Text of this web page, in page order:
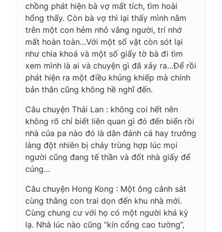
chồng phát hiện bà vợ mất tích, tìm hoài
hổng thấy. Còn bà vợ thì lại thấy mình nằm
trên một con hẻm nhỏ vắng người, trí nhớ
mất hoàn toàn…Với một số vật còn sót lại
như chia khoá và một số giấy tờ bà đi tìm
xem mình là ai và chuyện gì đã xảy ra…Để rồi
phát hiện ra một điều khủng khiếp mà chính
bản thân cũng không hề nghĩ đến.
Câu chuyện Thái Lan : không coi hết nên
không rõ chỉ biết liên quan gì đó đến biển rồi
nhà của pa nào đó là dân đánh cá hay trưởng
làng đột nhiên bị cháy trùng hợp lúc mọi
người cũng đang tế thần và đốt nhà giấy để
cúng…
Câu chuyện Hong Kong : Một ông cảnh sát
cùng thằng con trai dọn đến khu nhà mới.
Cùng chung cư với họ có một người khá kỳ
lạ. Nhà lúc nào cũng “kín cổng cao tường”,